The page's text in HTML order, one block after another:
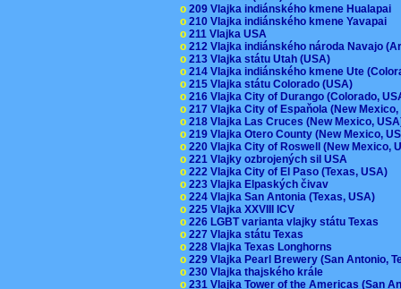
o 209 Vlajka indiánského kmene Hualapai
o 210 Vlajka indiánského kmene Yavapai
o 211 Vlajka USA
o 212 Vlajka indiánského národa Navajo
o 213 Vlajka státu Utah (USA)
o 214 Vlajka indiánského kmene Ute
o 215 Vlajka státu Colorado (USA)
o 216 Vlajka City of Durango (Colorado,
o 217 Vlajka City of Espaňola (New
o 218 Vlajka Las Cruces (New Mexico,
o 219 Vlajka Otero County (New Mexico,
o 220 Vlajka City of Roswell (New Mexico,
o 221 Vlajky ozbrojených sil USA
o 222 Vlajka City of El Paso (Texas, USA)
o 223 Vlajka Elpaských čivav
o 224 Vlajka San Antonia (Texas, USA)
o 225 Vlajka XXVIII ICV
o 226 LGBT varianta vlajky státu Texas
o 227 Vlajka státu Texas
o 228 Vlajka Texas Longhorns
o 229 Vlajka Pearl Brewery (San Antonio,
o 230 Vlajka thajského krále
o 231 Vlajka Tower of the Americas (San